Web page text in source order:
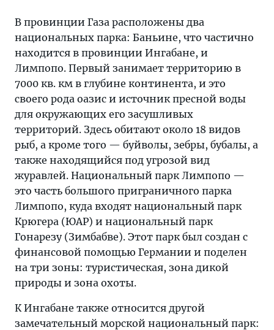
В провинции Газа расположены два
национальных парка: Баньине, что частично
находится в провинции Ингабане, и
Лимпопо. Первый занимает территорию в
7000 кв. км в глубине континента, и это
своего рода оазис и источник пресной воды
для окружающих его засушливых
территорий. Здесь обитают около 18 видов
рыб, а кроме того — буйволы, зебры, бубалы, а
также находящийся под угрозой вид
журавлей. Национальный парк Лимпопо —
это часть большого приграничного парка
Лимпопо, куда входят национальный парк
Крюгера (ЮАР) и национальный парк
Гонарезу (Зимбабве). Этот парк был создан с
финансовой помощью Германии и поделен
на три зоны: туристическая, зона дикой
природы и зона охоты.
К Ингабане также относится другой
замечательный морской национальный парк: